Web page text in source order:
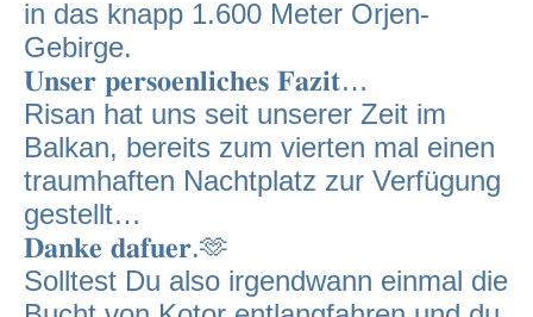
in das knapp 1.600 Meter Orjen-
Gebirge.
𝐔𝐧𝐬𝐞𝐫 𝐩𝐞𝐫𝐬𝐨𝐞𝐧𝐥𝐢𝐜𝐡𝐞𝐬 𝐅𝐚𝐳𝐢𝐭…
Risan hat uns seit unserer Zeit im
Balkan, bereits zum vierten mal einen
traumhaften Nachtplatz zur Verfügung
gestellt…
𝐃𝐚𝐧𝐤𝐞 𝐝𝐚𝐟𝐮𝐞𝐫.🫶
Solltest Du also irgendwann einmal die